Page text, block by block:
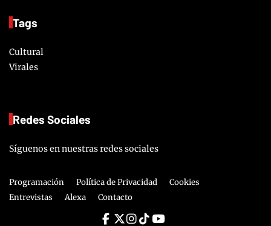
Tags
Cultural
Virales
Redes Sociales
Síguenos en nuestras redes sociales
Programación Política de Privacidad
Cookies
Entrevistas
Alexa Contacto